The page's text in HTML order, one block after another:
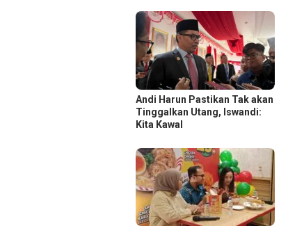
Andi Harun Pastikan Tak akan
Tinggalkan Utang, Iswandi:
Kita Kawal